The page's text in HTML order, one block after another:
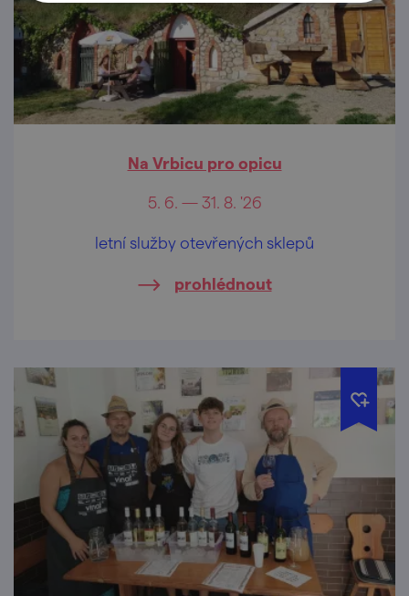
Na Vrbicu pro opicu
5. 6. — 31. 8. '26
letní služby otevřených sklepů
prohlédnout